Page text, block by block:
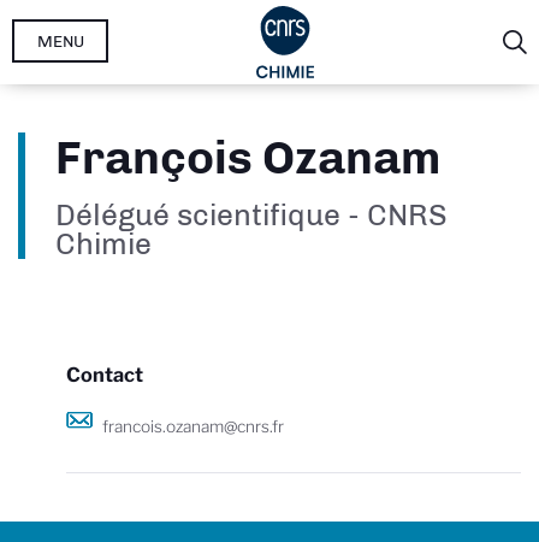
Aller
MENU
François Ozanam
Délégué scientifique - CNRS
Chimie
Contact
francois.ozanam@cnrs.fr